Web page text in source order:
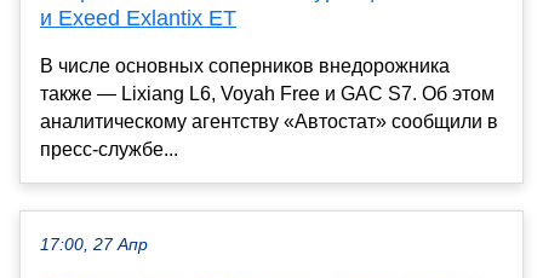
и Exeed Exlantix ET
В числе основных соперников внедорожника
также — Lixiang L6, Voyah Free и GAC S7. Об этом
аналитическому агентству «Автостат» сообщили в
пресс-службе...
17:00, 27 Апр